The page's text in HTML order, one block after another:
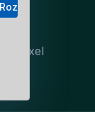
Rozumiem